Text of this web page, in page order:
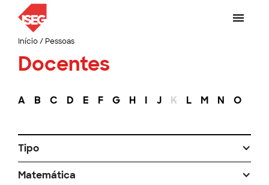
Início/ Pessoas
Docentes
A B C D E F G H I J K L M N O
Tipo
Matemática